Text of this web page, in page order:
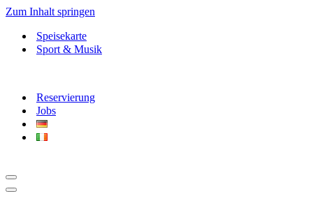
Zum Inhalt springen
Speisekarte
Sport & Musik
Reservierung
Jobs
Navigationsmenü
Navigationsmenü